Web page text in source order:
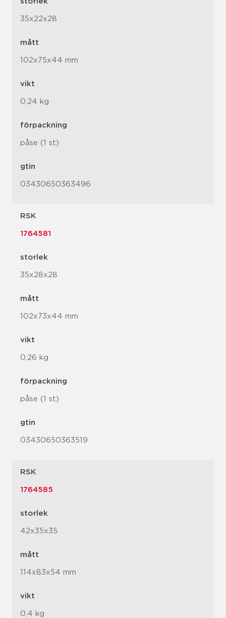
35x22x28
mått
102x75x44 mm
vikt
0,24 kg
förpackning
påse (1 st)
gtin
03430650363496
RSK
1764581
storlek
35x28x28
mått
102x73x44 mm
vikt
0,26 kg
förpackning
påse (1 st)
gtin
03430650363519
RSK
1764585
storlek
42x35x35
mått
114x83x54 mm
vikt
0,4 kg